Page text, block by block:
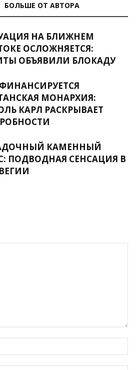
БОЛЬШЕ ОТ АВТОРА
НА БЛИЖНЕМ
ОСЛОЖНЯЕТСЯ:
ОБЪЯВИЛИ БЛОКАДУ
МОНАРХИЯ:
КАРЛ РАСКРЫВАЕТ
КАМЕННЫЙ
ПОДВОДНАЯ СЕНСАЦИЯ В